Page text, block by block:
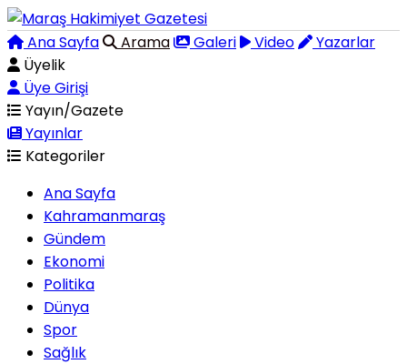
Ana Sayfa Arama Galeri Video
Yazarlar
Üyelik
Üye Girişi
Yayın/Gazete
Yayınlar
Kategoriler
Ana Sayfa
Kahramanmaraş
Gündem
Ekonomi
Politika
Dünya
Spor
Sağlık